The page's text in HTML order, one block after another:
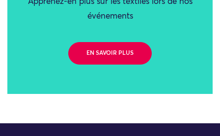
Apprenez-en plus sur les textiles lors de nos
événements
EN SAVOIR PLUS